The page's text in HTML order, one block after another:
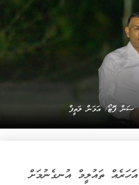
ސަން ފޮޓޯ/ އަމަން ލަތީފް
ތައުލީމް އުނގެނުމަށް